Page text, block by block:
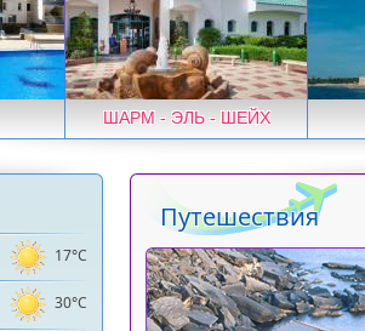
ШАРМ - ЭЛЬ - ШЕЙХ
17°C
30°C
Путешествия